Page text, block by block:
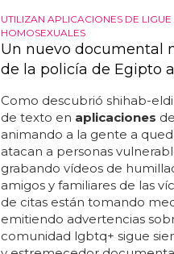
UTILIZAN APLICACIONES DE
HOMOSEXUALES
Un nuevo documental
de la policía de Egipto
Como descubrió shihab-
de texto en aplicaciones
animando a la gente a
atacan a personas
grabando vídeos de
amigos y familiares de las
de citas están tomando
emitiendo advertencias
comunidad lgbtq+ sigue